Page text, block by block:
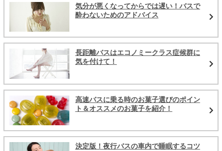
気分が悪くなってからでは遅い！バスで
酔わないためのアドバイス
長距離バスはエコノミークラス症候群に
気を付けて！
高速バスに乗る時のお菓子選びのポイン
ト＆オススメのお菓子を紹介！
決定版！夜行バスの車内で睡眠するコツ